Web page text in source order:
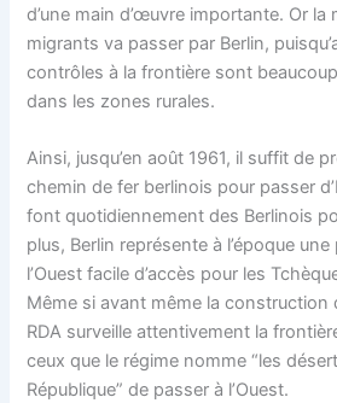
d’une main d’œuvre importante. Or la
migrants va passer par Berlin,
contrôles à la frontière sont
dans les zones rurales.
Ainsi, jusqu’en août 1961, il suffit de
chemin de fer berlinois pour passer
font quotidiennement des Berlinois
plus, Berlin représente à l’époque une
l’Ouest facile d’accès pour les
Même si avant même la construction
RDA surveille attentivement la
ceux que le régime nomme “les
République” de passer à l’Ouest.